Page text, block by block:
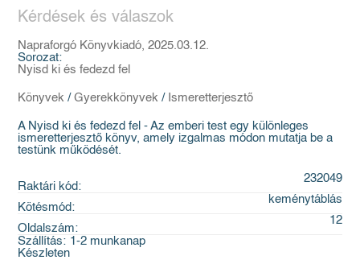
Kérdések és válaszok
Napraforgó Könyvkiadó, 2025.03.12.
Sorozat:
Nyisd ki és fedezd fel
Könyvek / Gyerekkönyvek / Ismeretterjesztő
A Nyisd ki és fedezd fel - Az emberi test egy különleges
ismeretterjesztő könyv, amely izgalmas módon mutatja be a
testünk működését.
Raktári kód:
232049
Kötésmód:
keménytáblás
Oldalszám:
12
Szállítás: 1-2 munkanap
Készleten